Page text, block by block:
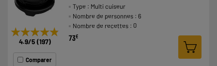
★★★★★
★★★★★
4.9/5 (197)
Comparer
Type : Multi cuiseur
Nombre de personnes : 6
Nombre de recettes : 0
73€